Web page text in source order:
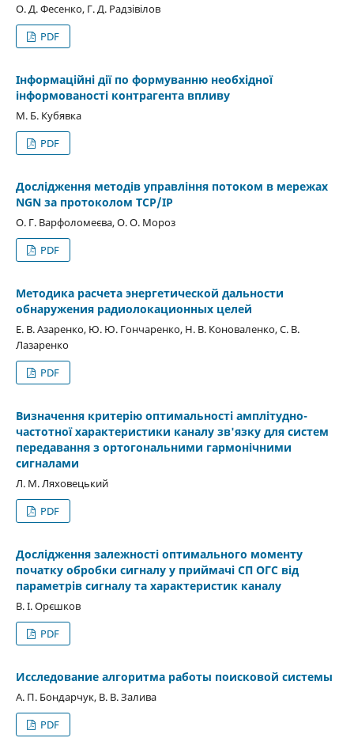
О. Д. Фесенко, Г. Д. Радзівілов
PDF
Інформаційні дії по формуванню необхідної
інформованості контрагента впливу
М. Б. Кубявка
PDF
Дослідження методів управління потоком в мережах
NGN за протоколом TCP/IP
О. Г. Варфоломеєва, О. О. Мороз
PDF
Методика расчета энергетической дальности
обнаружения радиолокационных целей
Е. В. Азаренко, Ю. Ю. Гончаренко, Н. В. Коноваленко, С. В.
Лазаренко
PDF
Визначення критерію оптимальності амплітудно-
частотної характеристики каналу зв'язку для систем
передавання з ортогональними гармонічними
сигналами
Л. М. Ляховецький
PDF
Дослідження залежності оптимального моменту
початку обробки сигналу у приймачі СП ОГС від
параметрів сигналу та характеристик каналу
В. І. Орєшков
PDF
Исследование алгоритма работы поисковой системы
А. П. Бондарчук, В. В. Залива
PDF